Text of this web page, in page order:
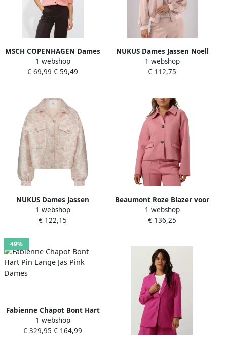
MSCH COPENHAGEN Dames
Truien & Vesten Mschjinie
Hope 2 4 Cardigan Lichtroze
1 webshop
€ 69,99 € 59,49
NUKUS Dames Jassen Noell
Bomber Roze
1 webshop
€ 112,75
NUKUS Dames Jassen
Harmony Jacket Flower Roze
1 webshop
€ 122,15
Beaumont Roze Blazer voor
Vrouwen Pink Dames
1 webshop
€ 136,25
49%
Fabienne Chapot Bont Hart
Pin Lange Jas Pink Dames
1 webshop
€ 329,95 € 164,99